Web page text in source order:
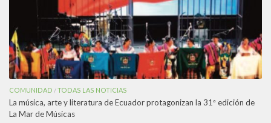
COMUNIDAD /TODAS LAS NOTICIAS
La música, arte y literatura de Ecuador protagonizan la 31ª edición de
La Mar de Músicas